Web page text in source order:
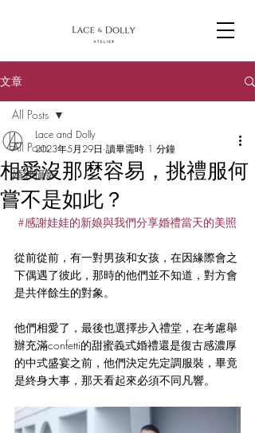
文章
All Posts
婚紗攝影
All Posts
相愛沒那麼容易，挑禮服何
嘗不是如此？
Lace and Dolly
2023年5月29日 讀畢需時 1 分鐘
#感謝娃娃的新娘與我們分享婚禮當天的美照
從前從前，有一對男孩和女孩，在因緣際會之
下偶遇了彼此，那時的他們並不知道，對方會
是共伴餘生的對象。
他們相愛了，最後也選擇步入禮堂，在考慮舉
辦充滿confetti的甜蜜義式婚禮還是復古感濃厚
的中式盛宴之前，他們決定先定調服裝，畢竟
是終身大事，那天看起來必須不同凡響。